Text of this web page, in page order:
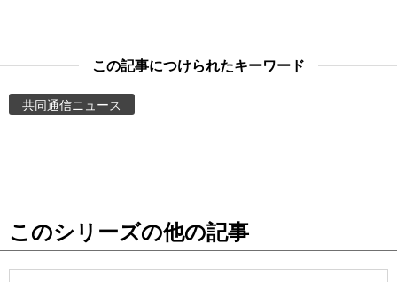
東京
この記事につけられたキーワード
共同通信ニュース
このシリーズの他の記事